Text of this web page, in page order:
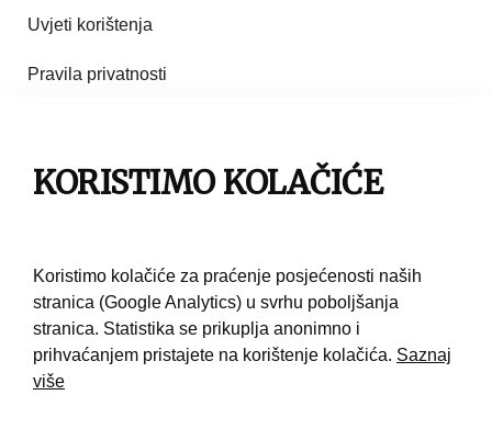
Uvjeti korištenja
Pravila privatnosti
Pravila korištenja
KORISTIMO KOLAČIĆE
Koristimo kolačiće za praćenje posjećenosti naših
stranica (Google Analytics) u svrhu poboljšanja
stranica. Statistika se prikuplja anonimno i
prihvaćanjem pristajete na korištenje kolačića. Saznaj
više